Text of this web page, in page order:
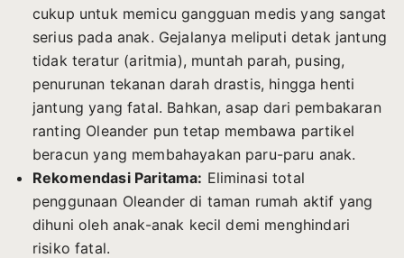
cukup untuk memicu gangguan medis yang sangat
serius pada anak. Gejalanya meliputi detak jantung
tidak teratur (aritmia), muntah parah, pusing,
penurunan tekanan darah drastis, hingga henti
jantung yang fatal. Bahkan, asap dari pembakaran
ranting Oleander pun tetap membawa partikel
beracun yang membahayakan paru-paru anak.
Rekomendasi Paritama: Eliminasi total
penggunaan Oleander di taman rumah aktif yang
dihuni oleh anak-anak kecil demi menghindari
risiko fatal.